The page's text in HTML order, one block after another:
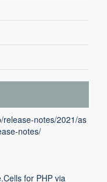
release-notes/2021/as
notes/
for PHP via